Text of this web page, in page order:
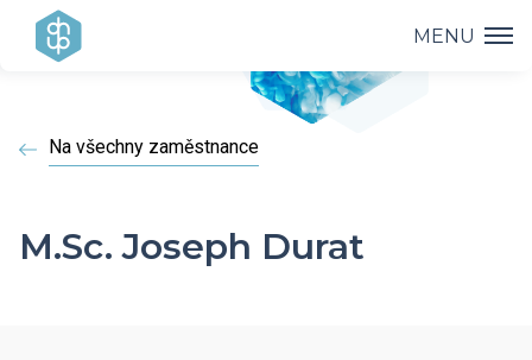
MENU
Vedení ústavu
Výzkumné skupiny a oddělení
Výzkum
Vědecké úspěchy
Na všechny zaměstnance
M.Sc. Joseph Durat